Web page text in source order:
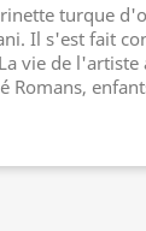
turque
Il s'est fait
vie de l'artiste
Romans,